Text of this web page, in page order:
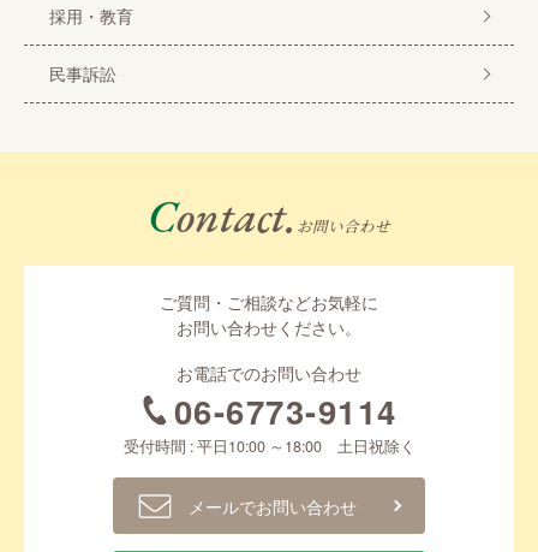
採用・教育
民事訴訟
Contact. お問い合わせ
ご質問・ご相談などお気軽に
お問い合わせください。
お電話でのお問い合わせ
06-6773-9114
受付時間 : 平日10:00 ～18:00 土日祝除く
メールでお問い合わせ